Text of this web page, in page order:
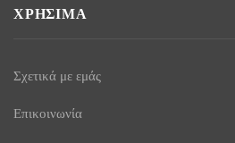
ΧΡΉΣΙΜΑ
Σχετικά με εμάς
Επικοινωνία